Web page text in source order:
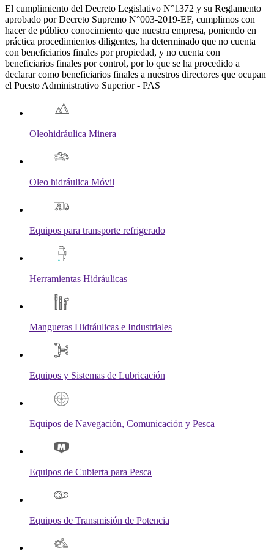
El cumplimiento del Decreto Legislativo N°1372 y su Reglamento
aprobado por Decreto Supremo N°003-2019-EF, cumplimos con
hacer de público conocimiento que nuestra empresa, poniendo en
práctica procedimientos diligentes, ha determinado que no cuenta
con beneficiarios finales por propiedad, y no cuenta con
beneficiarios finales por control, por lo que se ha procedido a
declarar como beneficiarios finales a nuestros directores que ocupan
el Puesto Administrativo Superior - PAS
Oleohidráulica Minera
Oleo hidráulica Móvil
Equipos para transporte refrigerado
Herramientas Hidráulicas
Mangueras Hidráulicas e Industriales
Equipos y Sistemas de Lubricación
Equipos de Navegación, Comunicación y Pesca
Equipos de Cubierta para Pesca
Equipos de Transmisión de Potencia